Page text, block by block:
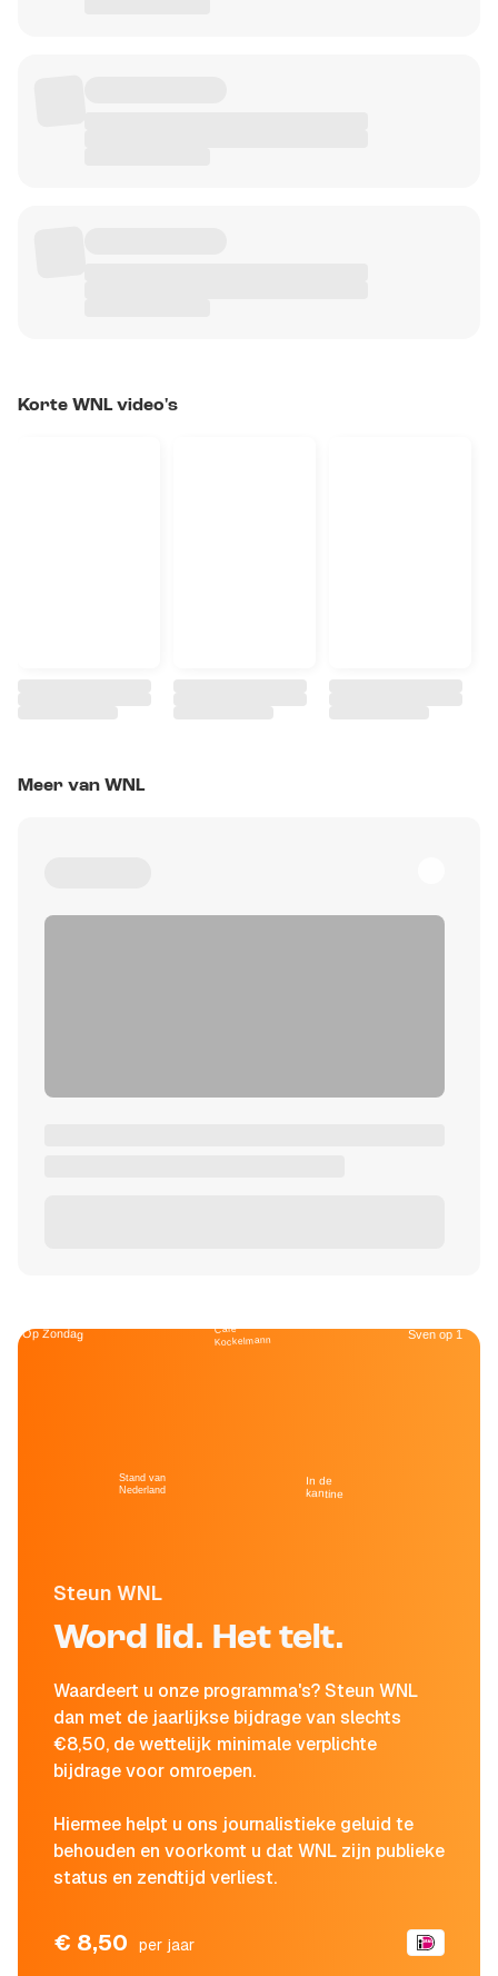
Korte WNL video's
Meer van WNL
Steun WNL
Word lid. Het telt.
Waardeert u onze programma's? Steun WNL
dan met de jaarlijkse bijdrage van slechts
€8,50, de wettelijk minimale verplichte
bijdrage voor omroepen.
Hiermee helpt u ons journalistieke geluid te
behouden en voorkomt u dat WNL zijn publieke
status en zendtijd verliest.
€ 8,50 per jaar
Op Zondag
Stand van
Nederland
Café
Kockelmann
In de
kantine
Sven op 1